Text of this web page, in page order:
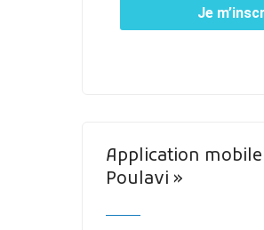
Je
Application mobile
Poulavi »